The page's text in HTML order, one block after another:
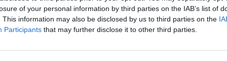
of your personal information by third parties on the IAB’s list of
This information may also be disclosed by us to third parties on the
Participants that may further disclose it to other third parties.